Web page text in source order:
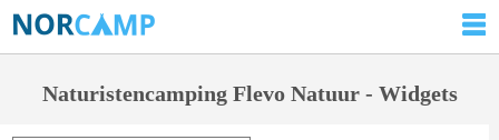
Naturistencamping Flevo Natuur - Widgets